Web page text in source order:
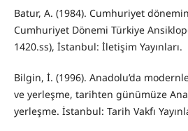
Batur, A. (1984). Cumhuriyet
Cumhuriyet Dönemi Türkiye
1420.ss), İstanbul: İletişim Yayınları.
Bilgin, İ. (1996). Anadolu’da
ve yerleşme, tarihten günümüze
yerleşme. İstanbul: Tarih Vakfı